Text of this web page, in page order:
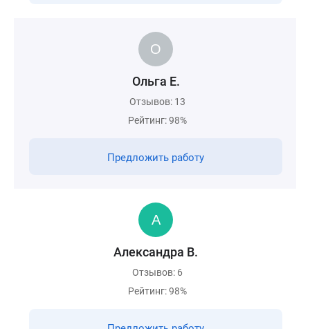
Ольга Е.
Отзывов: 13
Рейтинг: 98%
Предложить работу
Александра В.
Отзывов: 6
Рейтинг: 98%